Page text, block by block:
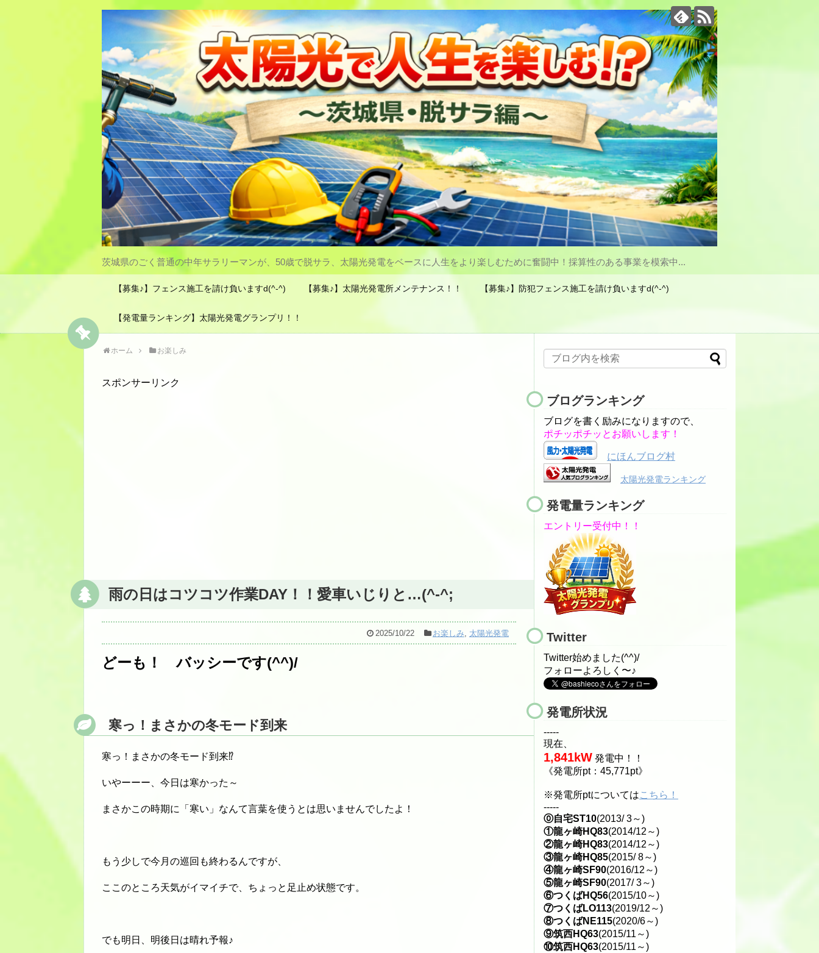
茨城県のごく普通の中年サラリーマンが、50歳で脱サラ、太陽光発電をベースに人生をより楽しむために奮闘中！採算性のある事業を模索中...
【募集♪】フェンス施工を請け負いますd(^-^) 【募集♪】太陽光発電所メンテナンス！！ 【募集♪】防犯フェンス施工を請け負いますd(^-^)
【発電量ランキング】太陽光発電グランプリ！！
ホーム お楽しみ
スポンサーリンク
雨の日はコツコツ作業DAY！！愛車いじりと…(^-^;
2025/10/22 お楽しみ, 太陽光発電
どーも！ バッシーです(^^)/
寒っ！まさかの冬モード到来
寒っ！まさかの冬モード到来⁉
いやーーー、今日は寒かった～
まさかこの時期に「寒い」なんて言葉を使うとは思いませんでしたよ！
もう少しで今月の巡回も終わるんですが、
ここのところ天気がイマイチで、ちょっと足止め状態です。
でも明日、明後日は晴れ予報♪
ブログランキング
ブログを書く励みになりますので、
ポチッポチッとお願いします！
にほんブログ村
太陽光発電ランキング
発電量ランキング
エントリー受付中！！
Twitter
Twitter始めました(^^)/
フォローよろしく〜♪
発電所状況
-----
現在、
1,841kW 発電中！！
《発電所pt：45,771pt》
※発電所ptについてはこちら！
-----
⓪自宅ST10(2013/ 3～)
①龍ヶ崎HQ83(2014/12～)
②龍ヶ崎HQ83(2014/12～)
③龍ヶ崎HQ85(2015/ 8～)
④龍ヶ崎SF90(2016/12～)
⑤龍ヶ崎SF90(2017/ 3～)
⑥つくばHQ56(2015/10～)
⑦つくばLO113(2019/12～)
⑧つくばNE115(2020/6～)
⑨筑西HQ63(2015/11～)
⑩筑西HQ63(2015/11～)